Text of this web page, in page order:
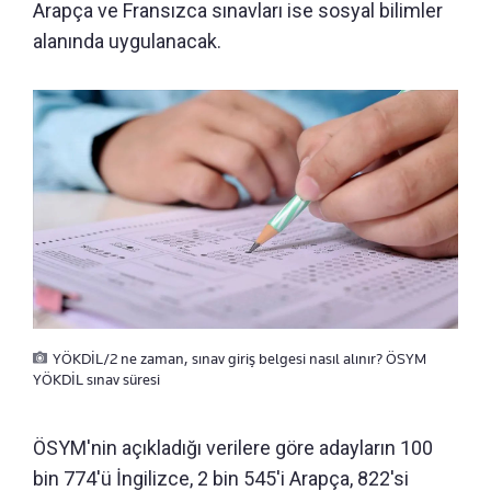
Arapça ve Fransızca sınavları ise sosyal bilimler
alanında uygulanacak.
YÖKDİL/2 ne zaman, sınav giriş belgesi nasıl alınır? ÖSYM
YÖKDİL sınav süresi
ÖSYM'nin açıkladığı verilere göre adayların 100
bin 774'ü İngilizce, 2 bin 545'i Arapça, 822'si